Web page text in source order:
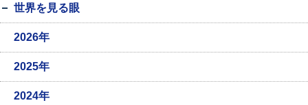
世界を見る眼
2026年
2025年
2024年